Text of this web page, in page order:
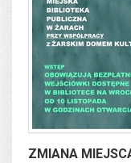
ZMIANA